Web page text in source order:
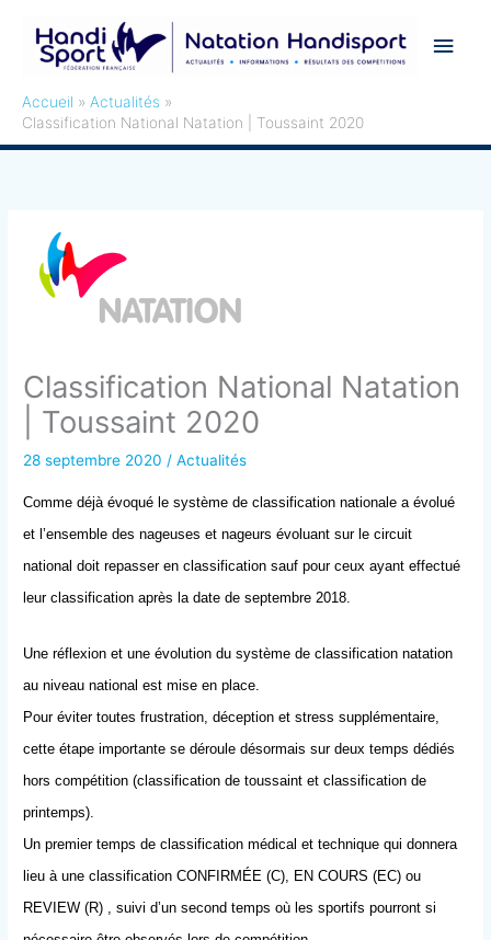
contenu
Accueil
Actualités
Classification National Natation | Toussaint 2020
Classification National Natation
| Toussaint 2020
28 septembre 2020 /Actualités
Comme déjà évoqué le système de classification nationale a évolué
et l’ensemble des nageuses et nageurs évoluant sur le circuit
national doit repasser en classification sauf pour ceux ayant effectué
leur classification après la date de septembre 2018.
Une réflexion et une évolution du système de classification natation
au niveau national est mise en place.
Pour éviter toutes frustration, déception et stress supplémentaire,
cette étape importante se déroule désormais sur deux temps dédiés
hors compétition (classification de toussaint et classification de
printemps).
Un premier temps de classification médical et technique qui donnera
lieu à une classification CONFIRMÉE (C), EN COURS (EC) ou
REVIEW (R) , suivi d’un second temps où les sportifs pourront si